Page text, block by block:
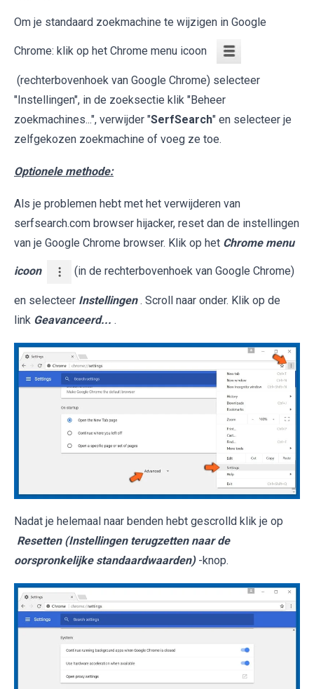
Om je standaard zoekmachine te wijzigen in Google
Chrome: klik op het Chrome menu icoon
(rechterbovenhoek van Google Chrome) selecteer
"Instellingen", in de zoeksectie klik "Beheer
zoekmachines...", verwijder "SerfSearch" en selecteer je
zelfgekozen zoekmachine of voeg ze toe.
Optionele methode:
Als je problemen hebt met het verwijderen van
serfsearch.com browser hijacker, reset dan de instellingen
van je Google Chrome browser. Klik op het Chrome menu
icoon (in de rechterbovenhoek van Google Chrome)
en selecteer Instellingen . Scroll naar onder. Klik op de
link Geavanceerd... .
Nadat je helemaal naar benden hebt gescrolld klik je op
Resetten (Instellingen terugzetten naar de
oorspronkelijke standaardwaarden) -knop.